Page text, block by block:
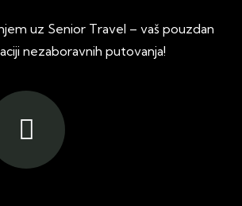
uz Senior Travel – vaš pouzdan
nezaboravnih putovanja!